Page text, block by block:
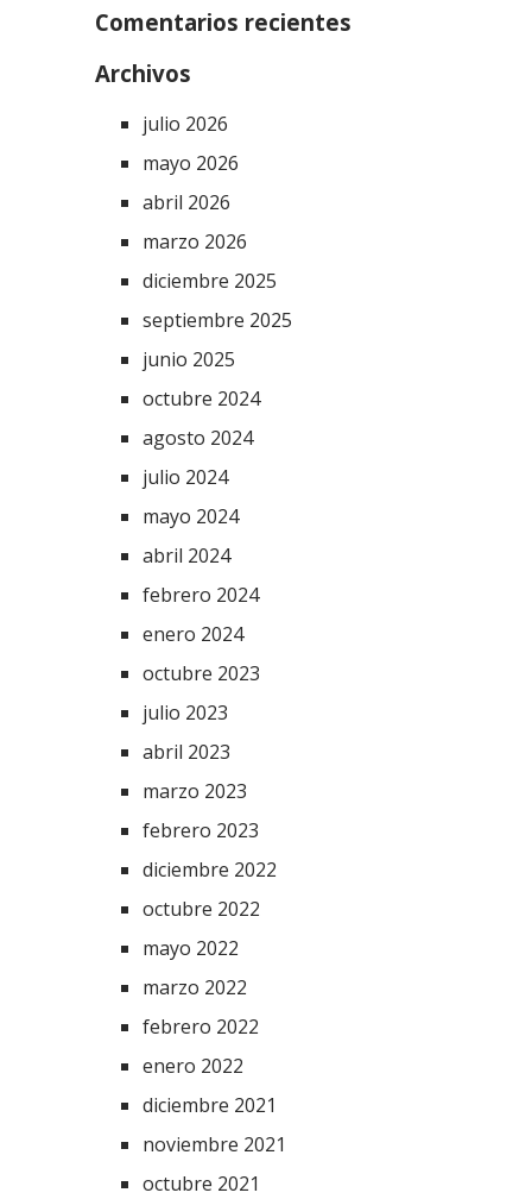
Comentarios recientes
Archivos
julio 2026
mayo 2026
abril 2026
marzo 2026
diciembre 2025
septiembre 2025
junio 2025
octubre 2024
agosto 2024
julio 2024
mayo 2024
abril 2024
febrero 2024
enero 2024
octubre 2023
julio 2023
abril 2023
marzo 2023
febrero 2023
diciembre 2022
octubre 2022
mayo 2022
marzo 2022
febrero 2022
enero 2022
diciembre 2021
noviembre 2021
octubre 2021